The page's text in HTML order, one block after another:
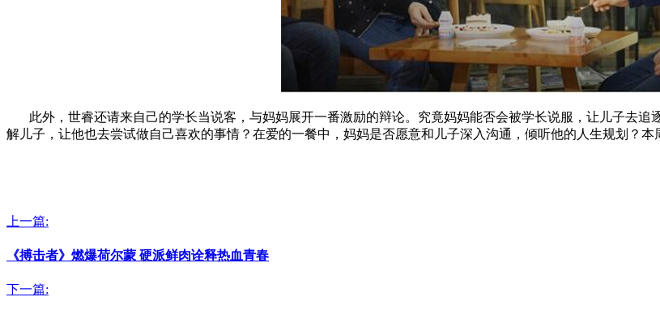
此外，世睿还请来自己的学长当说客，与妈妈展开一番激励的辩论。究竟妈妈能否会被学长说服，让儿子去追
解儿子，让他也去尝试做自己喜欢的事情？在爱的一餐中，妈妈是否愿意和儿子深入沟通，倾听他的人生规划？本
上一篇:
《搏击者》燃爆荷尔蒙 硬派鲜肉诠释热血青春
下一篇: